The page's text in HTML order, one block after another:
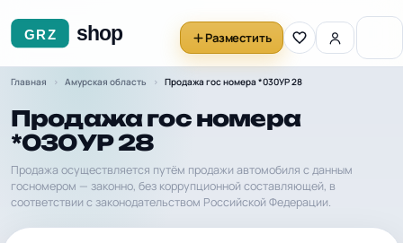
Разместить
Главная Амурская область Продажа гос номера *030УР 28
Продажа гос номера
*030УР 28
Продажа осуществляется путём продажи автомобиля с данным
госномером — законно, без коррупционной составляющей, в
соответствии с законодательством Российской Федерации.